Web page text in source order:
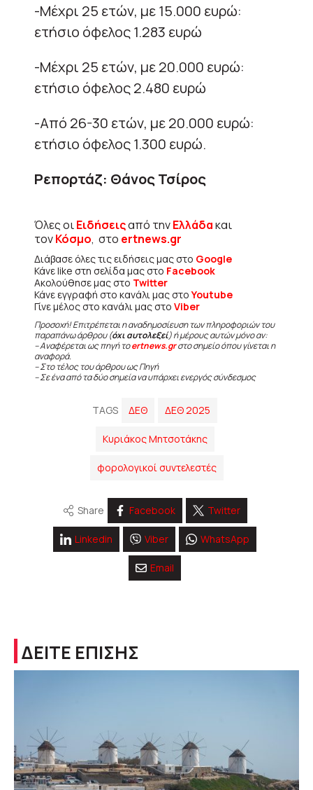
-Μέχρι 25 ετών, με 15.000 ευρώ:
ετήσιο όφελος 1.283 ευρώ
-Μέχρι 25 ετών, με 20.000 ευρώ:
ετήσιο όφελος 2.480 ευρώ
-Από 26-30 ετών, με 20.000 ευρώ:
ετήσιο όφελος 1.300 ευρώ.
Ρεπορτάζ: Θάνος Τσίρος
Όλες οιΕιδήσειςαπό τηνΕλλάδακαι
τονΚόσμο, στο ertnews.gr
Διάβασε όλες τις ειδήσεις μας στο Google
Κάνε like στη σελίδα μας στο Facebook
Ακολούθησε μας στο Twitter
Κάνε εγγραφή στο κανάλι μας στοYoutube
Γίνε μέλος στο κανάλι μας στο Viber
Προσοχή! Επιτρέπεται η αναδημοσίευση των πληροφοριών του
παραπάνω άρθρου (όχι αυτολεξεί) ή μέρους αυτών μόνο αν:
– Αναφέρεται ως πηγή τοertnews.grστο σημείο όπου γίνεται η
αναφορά.
– Στο τέλος του άρθρου ως Πηγή
– Σε ένα από τα δύο σημεία να υπάρχει ενεργός σύνδεσμος
TAGS ΔΕΘ ΔΕΘ 2025
Κυριάκος Μητσοτάκης
φορολογικοί συντελεστές
Share Facebook Twitter
Linkedin Viber WhatsApp
Email
ΔΕΙΤΕ ΕΠΙΣΗΣ